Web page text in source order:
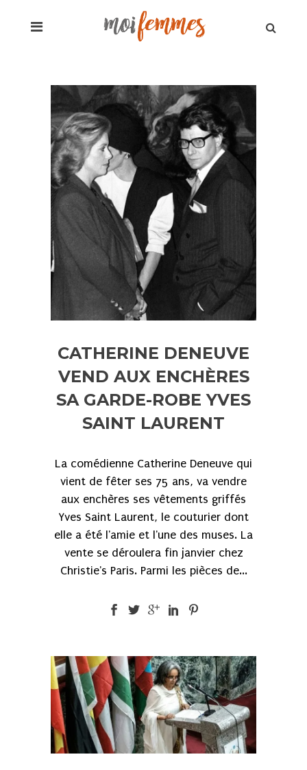
CATHERINE DENEUVE
VEND AUX ENCHÈRES
SA GARDE-ROBE YVES
SAINT LAURENT
La comédienne Catherine Deneuve qui
vient de fêter ses 75 ans, va vendre
aux enchères ses vêtements griffés
Yves Saint Laurent, le couturier dont
elle a été l'amie et l'une des muses. La
vente se déroulera fin janvier chez
Christie's Paris. Parmi les pièces de...